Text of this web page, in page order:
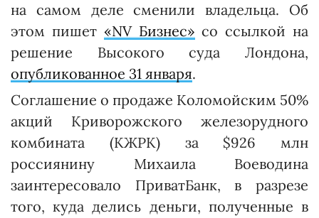
на самом деле сменили владельца. Об
этом пишет «NV Бизнес» со ссылкой на
решение Высокого суда Лондона,
опубликованное 31 января.
Соглашение о продаже Коломойским 50%
акций Криворожского железорудного
комбината (КЖРК) за $926 млн
россиянину Михаила Воеводина
заинтересовало ПриватБанк, в разрезе
того, куда делись деньги, полученные в